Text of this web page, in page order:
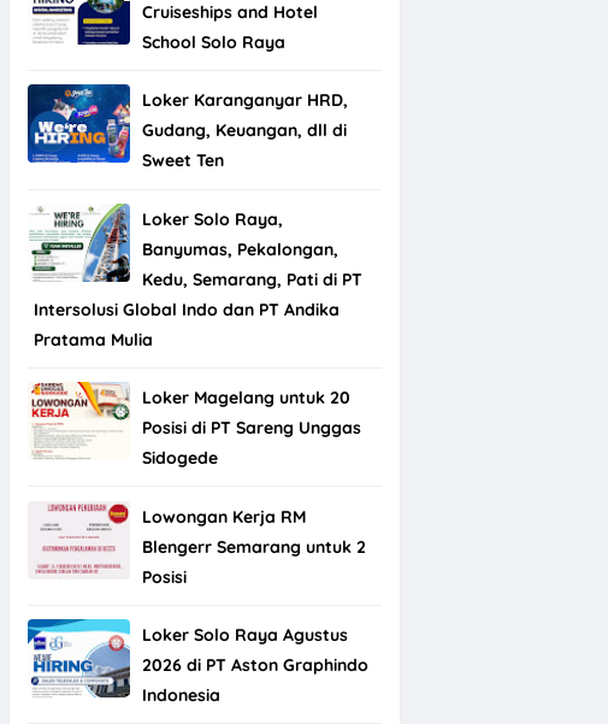
Cruiseships and Hotel
School Solo Raya
Loker Karanganyar HRD,
Gudang, Keuangan, dll di
Sweet Ten
Loker Solo Raya,
Banyumas, Pekalongan,
Kedu, Semarang, Pati di PT
Intersolusi Global Indo dan PT Andika
Pratama Mulia
Loker Magelang untuk 20
Posisi di PT Sareng Unggas
Sidogede
Lowongan Kerja RM
Blengerr Semarang untuk 2
Posisi
Loker Solo Raya Agustus
2026 di PT Aston Graphindo
Indonesia